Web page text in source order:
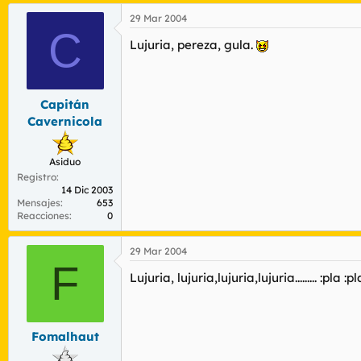
C
Capitán
Cavernicola
Asiduo
Registro
14 Dic 2003
Mensajes
653
Reacciones
0
29 Mar 2004
Lujuria, pereza, gula.
F
Fomalhaut
29 Mar 2004
Lujuria, lujuria,lujuria,lujuria......... :pla